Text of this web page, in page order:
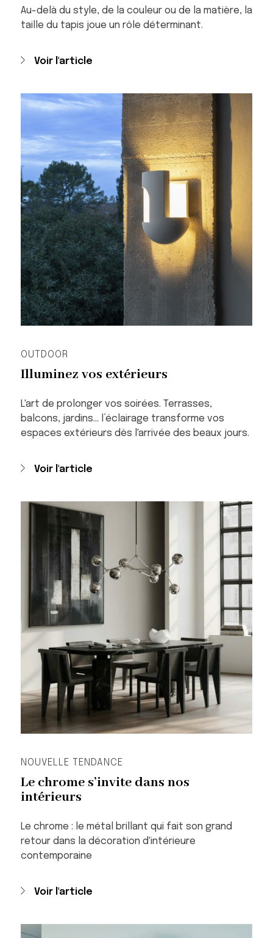
Au-delà du style, de la couleur ou de la matière, la
taille du tapis joue un rôle déterminant.
Voir l'article
Illuminez vos extérieurs
OUTDOOR
L'art de prolonger vos soirées. Terrasses,
balcons, jardins... l’éclairage transforme vos
espaces extérieurs dès l'arrivée des beaux jours.
Voir l'article
Le chrome s’invite dans nos
intérieurs
NOUVELLE TENDANCE
Le chrome : le métal brillant qui fait son grand
retour dans la décoration d'intérieure
contemporaine
Voir l'article